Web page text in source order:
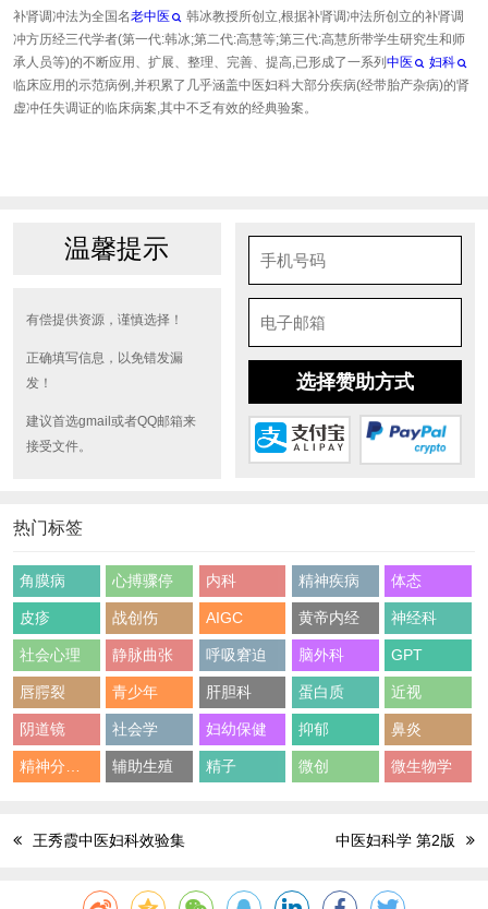
补肾调冲法为全国名老中医
韩冰教授所创立,根据补肾调冲法所创立的补肾调
冲方历经三代学者(第一代:韩冰;第二代:高慧等;第三代:高慧所带学生研究生和师
承人员等)的不断应用、扩展、整理、完善、提高,已形成了一系列 中医
妇科
临床应用的示范病例,并积累了几乎涵盖中医妇科大部分疾病(经带胎产杂病)的肾
虚冲任失调证的临床病案,其中不乏有效的经典验案。
温馨提示
有偿提供资源，谨慎选择！
正确填写信息，以免错发漏
发！
建议首选gmail或者QQ邮箱来
接受文件。
选择赞助方式
热门标签
角膜病 心搏骤停 内科 精神疾病 体态
皮疹 战创伤 AIGC 黄帝内经 神经科
社会心理 静脉曲张 呼吸窘迫 脑外科 GPT
唇腭裂 青少年 肝胆科 蛋白质 近视
阴道镜 社会学 妇幼保健 抑郁 鼻炎
辅助生殖 精子 微创 微生物学
王秀霞中医妇科效验集 中医妇科学 第2版